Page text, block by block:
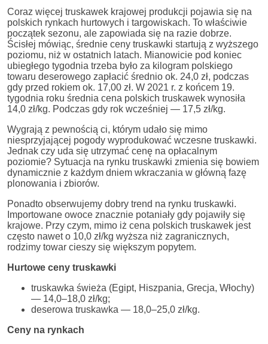
Coraz więcej truskawek krajowej produkcji pojawia się na
polskich rynkach hurtowych i targowiskach. To właściwie
początek sezonu, ale zapowiada się na razie dobrze.
Ścisłej mówiąc, średnie ceny truskawki startują z wyższego
poziomu, niż w ostatnich latach. Mianowicie pod koniec
ubiegłego tygodnia trzeba było za kilogram polskiego
towaru deserowego zapłacić średnio ok. 24,0 zł, podczas
gdy przed rokiem ok. 17,00 zł. W 2021 r. z końcem 19.
tygodnia roku średnia cena polskich truskawek wynosiła
14,0 zł/kg. Podczas gdy rok wcześniej — 17,5 zł/kg.
Wygrają z pewnością ci, którym udało się mimo
niesprzyjającej pogody wyprodukować wczesne truskawki.
Jednak czy uda się utrzymać cenę na opłacalnym
poziomie? Sytuacja na rynku truskawki zmienia się bowiem
dynamicznie z każdym dniem wkraczania w główną fazę
plonowania i zbiorów.
Ponadto obserwujemy dobry trend na rynku truskawki.
Importowane owoce znacznie potaniały gdy pojawiły się
krajowe. Przy czym, mimo iż cena polskich truskawek jest
często nawet o 10,0 zł/kg wyższa niż zagranicznych,
rodzimy towar cieszy się większym popytem.
Hurtowe ceny truskawki
truskawka świeża (Egipt, Hiszpania, Grecja, Włochy)
— 14,0–18,0 zł/kg;
deserowa truskawka — 18,0–25,0 zł/kg.
Ceny na rynkach